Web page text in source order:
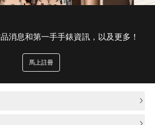
消息和第一手手錶資訊，以及更多！
馬上註冊